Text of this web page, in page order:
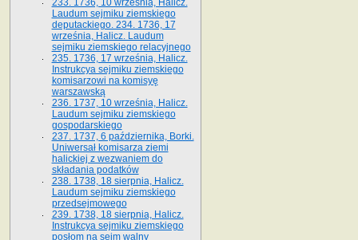
233. 1736, 10 września, Halicz.
Laudum sejmiku ziemskiego
deputackiego. 234. 1736, 17
września, Halicz. Laudum
sejmiku ziemskiego relacyjnego
235. 1736, 17 września, Halicz.
Instrukcya sejmiku ziemskiego
komisarzowi na komisyę
warszawską
236. 1737, 10 września, Halicz.
Laudum sejmiku ziemskiego
gospodarskiego
237. 1737, 6 października, Borki.
Uniwersał komisarza ziemi
halickiej z wezwaniem do
składania podatków
238. 1738, 18 sierpnia, Halicz.
Laudum sejmiku ziemskiego
przedsejmowego
239. 1738, 18 sierpnia, Halicz.
Instrukcya sejmiku ziemskiego
posłom na sejm walny